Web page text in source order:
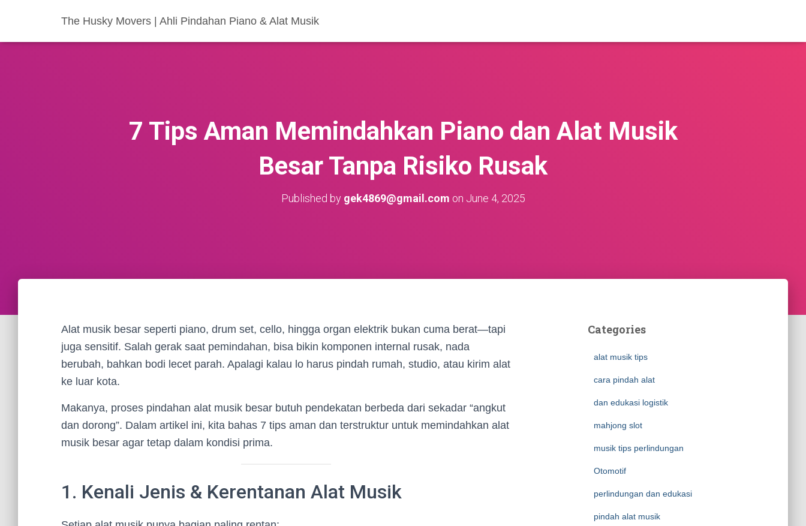
The Husky Movers | Ahli Pindahan Piano & Alat Musik
7 Tips Aman Memindahkan Piano dan Alat Musik
Besar Tanpa Risiko Rusak
Published by gek4869@gmail.com on June 4, 2025
Alat musik besar seperti piano, drum set, cello, hingga organ elektrik bukan cuma berat—tapi
juga sensitif. Salah gerak saat pemindahan, bisa bikin komponen internal rusak, nada
berubah, bahkan bodi lecet parah. Apalagi kalau lo harus pindah rumah, studio, atau kirim alat
ke luar kota.
Makanya, proses pindahan alat musik besar butuh pendekatan berbeda dari sekadar “angkut
dan dorong”. Dalam artikel ini, kita bahas 7 tips aman dan terstruktur untuk memindahkan alat
musik besar agar tetap dalam kondisi prima.
1. Kenali Jenis & Kerentanan Alat Musik
Categories
alat musik tips
cara pindah alat
dan edukasi logistik
mahjong slot
musik tips perlindungan
Otomotif
perlindungan dan edukasi
pindah alat musik